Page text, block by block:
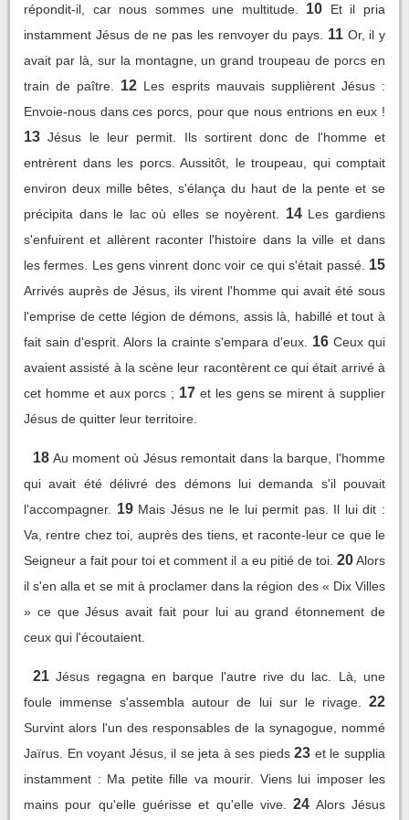
répondit-il, car nous sommes une multitude.
10
Et il pria
instamment Jésus de ne pas les renvoyer du pays.
11 Or, il y
avait par là, sur la montagne, un grand troupeau de porcs en
train de paître.
12 Les esprits mauvais supplièrent Jésus :
Envoie-nous dans ces porcs, pour que nous entrions en eux !
13 Jésus le leur permit. Ils sortirent donc de l'homme et
entrèrent dans les porcs. Aussitôt, le troupeau, qui comptait
environ deux mille bêtes, s'élança du haut de la pente et se
précipita dans le lac où elles se noyèrent.
14 Les gardiens
s'enfuirent et allèrent raconter l'histoire dans la ville et dans
les fermes. Les gens vinrent donc voir ce qui s'était passé. 15
Arrivés auprès de Jésus, ils virent l'homme qui avait été sous
l'emprise de cette légion de démons, assis là, habillé et tout à
fait sain d'esprit. Alors la crainte s'empara d'eux.
16 Ceux qui
avaient assisté à la scène leur racontèrent ce qui était arrivé à
cet homme et aux porcs ; 17 et les gens se mirent à supplier
Jésus de quitter leur territoire.
18 Au moment où Jésus remontait dans la barque, l'homme
qui avait été délivré des démons lui demanda s'il pouvait
l'accompagner.
19 Mais Jésus ne le lui permit pas. Il lui dit :
Va, rentre chez toi, auprès des tiens, et raconte-leur ce que le
Seigneur a fait pour toi et comment il a eu pitié de toi. 20Alors
il s'en alla et se mit à proclamer dans la région des « Dix Villes
» ce que Jésus avait fait pour lui au grand étonnement de
ceux qui l'écoutaient.
21 Jésus regagna en barque l'autre rive du lac. Là, une
foule immense s'assembla autour de lui sur le rivage.
22
Survint alors l'un des responsables de la synagogue, nommé
Jaïrus. En voyant Jésus, il se jeta à ses pieds 23 et le supplia
instamment : Ma petite fille va mourir. Viens lui imposer les
mains pour qu'elle guérisse et qu'elle vive.
24 Alors Jésus